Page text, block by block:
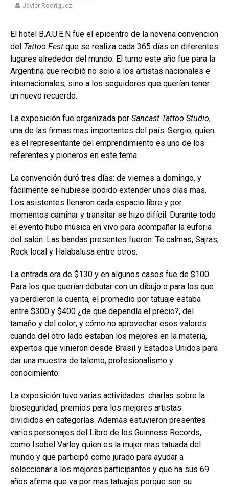
Javier Rodríguez
El hotel B.A.U.E.N fue el epicentro de la novena convención
del Tattoo Fest que se realiza cada 365 días en diferentes
lugares alrededor del mundo. El turno este año fue para la
Argentina que recibió no solo a los artistas nacionales e
internacionales, sino a los seguidores que querían tener
un nuevo recuerdo.
La exposición fue organizada por Sancast Tattoo Studio,
una de las firmas mas importantes del país. Sergio, quien
es el representante del emprendimiento es uno de los
referentes y pioneros en este tema.
La convención duró tres días: de viernes a domingo, y
fácilmente se hubiese podido extender unos días mas.
Los asistentes llenaron cada espacio libre y por
momentos caminar y transitar se hizo difícil. Durante todo
el evento hubo música en vivo para acompañar la euforia
del salón. Las bandas presentes fueron: Te calmas, Sajras,
Rock local y Halabalusa entre otros.
La entrada era de $130 y en algunos casos fue de $100.
Para los que querían debutar con un dibujo o para los que
ya perdieron la cuenta, el promedio por tatuaje estaba
entre $300 y $400 ¿de qué dependía el precio?, del
tamaño y del color; y cómo no aprovechar esos valores
cuando del otro lado estaban los mejores en la materia,
expertos que vinieron desde Brasil y Estados Unidos para
dar una muestra de talento, profesionalismo y
conocimiento.
La exposición tuvo varias actividades: charlas sobre la
bioseguridad, premios para los mejores artistas
divididos en categorías. Además estuvieron presentes
varios personajes del Libro de los Guinness Records,
como Isobel Varley quien es la mujer mas tatuada del
mundo y que participó como jurado para ayudar a
seleccionar a los mejores participantes y que ha sus 69
años afirma que va por mas tatuajes porque son su